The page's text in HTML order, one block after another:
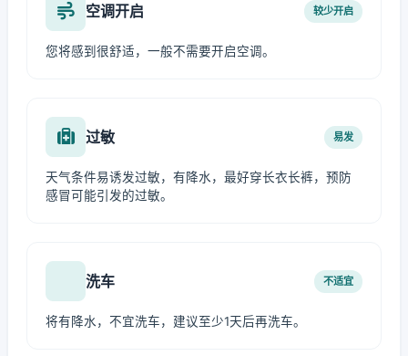
空调开启 较少开启
您将感到很舒适，一般不需要开启空调。
过敏 易发
天气条件易诱发过敏，有降水，最好穿长衣长裤，预防
感冒可能引发的过敏。
洗车 不适宜
将有降水，不宜洗车，建议至少1天后再洗车。